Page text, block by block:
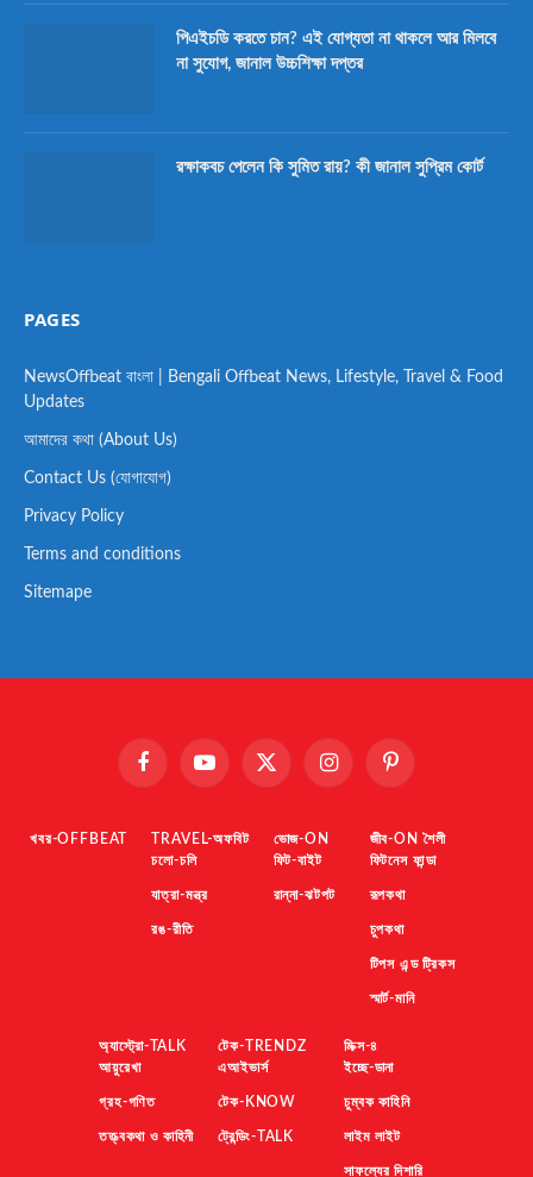
পিএইচডি করতে চান? এই যোগ্যতা না থাকলে আর মিলবে
না সুযোগ, জানাল উচ্চশিক্ষা দপ্তর
রক্ষাকবচ পেলেন কি সুমিত রায়? কী জানাল সুপ্রিম কোর্ট
PAGES
NewsOffbeat বাংলা | Bengali Offbeat News, Lifestyle, Travel & Food
Updates
আমাদের কথা (About Us)
Contact Us (যোগাযোগ)
Privacy Policy
Terms and conditions
Sitemape
FacebookYouTube X
InstagramPinterest
খবর-OFFBEAT
TRAVEL-অফবিট
চলো-চলি
যাত্রা-মন্ত্র
রঙ-রীতি
ভোজ-ON
ফিট-বাইট
রান্না-ঝটপট
জীব-ON শৈলী
ফিটনেস ফান্ডা
রূপকথা
চুপকথা
টিপস এন্ড ট্রিকস
স্মার্ট-মানি
অ্যাস্ট্রো-TALK
আয়ুরেখা
গ্রহ-গণিত
তত্ত্বকথা ও কাহিনী
টেক-TRENDZ
এআইভার্স
টেক-KNOW
ট্রেন্ডিং-TALK
মিক্স-৪
ইচ্ছে-ডানা
চুম্বক কাহিনি
লাইম লাইট
সাফল্যের দিশারি